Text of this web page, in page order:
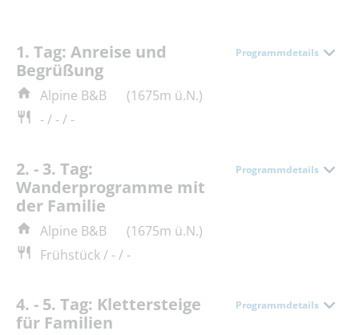
1. Tag: Anreise und
Begrüßung
Programmdetails
Alpine B&B
(1675m ü.N.)
- / - / -
2. - 3. Tag:
Wanderprogramme mit
der Familie
Programmdetails
Alpine B&B
(1675m ü.N.)
Frühstück / - / -
4. - 5. Tag: Klettersteige
für Familien
Programmdetails